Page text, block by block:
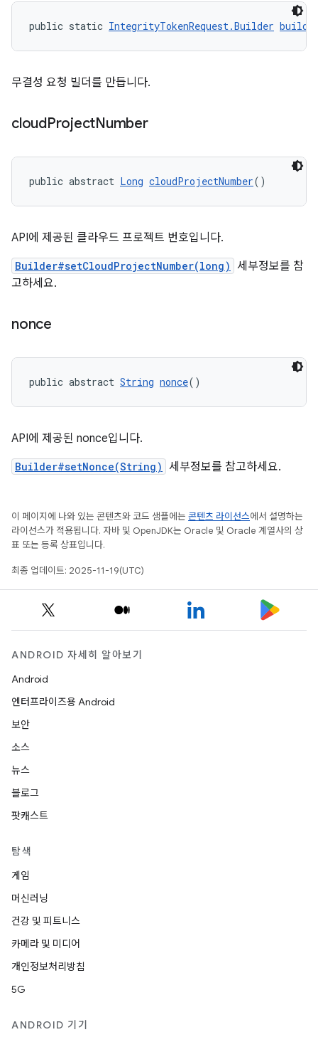
public static IntegrityTokenRequest.Builder
무결성 요청 빌더를 만듭니다.
cloudProjectNumber
public abstract Long cloudProjectNumber()
API에 제공된 클라우드 프로젝트 번호입니다.
Builder#setCloudProjectNumber(long) 세부정보를 참
고하세요.
nonce
public abstract String nonce()
API에 제공된 nonce입니다.
Builder#setNonce(String) 세부정보를 참고하세요.
이 페이지에 나와 있는 콘텐츠와 코드 샘플에는 콘텐츠 라이선스에서 설명하는
라이선스가 적용됩니다. 자바 및 OpenJDK는 Oracle 및 Oracle 계열사의 상
표 또는 등록 상표입니다.
최종 업데이트: 2025-11-19(UTC)
ANDROID 자세히 알아보기
Android
엔터프라이즈용 Android
보안
소스
뉴스
블로그
팟캐스트
탐색
게임
머신러닝
건강 및 피트니스
카메라 및 미디어
개인정보처리방침
5G
ANDROID 기기